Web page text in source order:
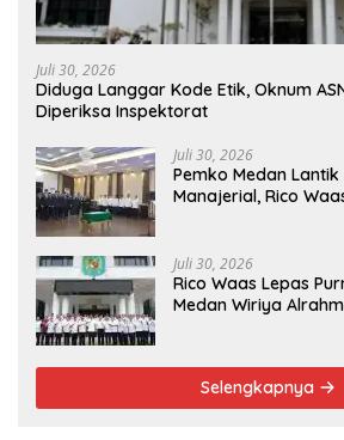
Juli 30, 2026
Diduga Langgar Kode Etik, Oknum
Diperiksa Inspektorat
Juli 30, 2026
Pemko Medan
Manajerial, Rico
Juli 30, 2026
Rico Waas Lepas
Medan Wiriya
Selengkapnya